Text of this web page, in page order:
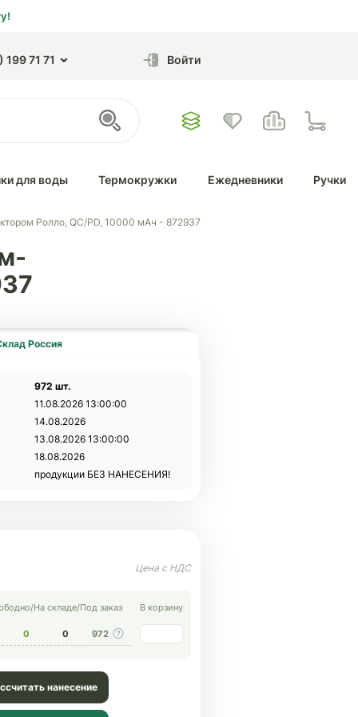
71 71 Войти
для воды Термокружки Ежедневники Ручки
Ролло, QC/PD, 10000 мАч - 872937
Россия
972 шт.
11.08.2026 13:00:00
14.08.2026
13.08.2026 13:00:00
18.08.2026
продукции БЕЗ НАНЕСЕНИЯ!
/На складе/Под заказ В корзину
0 0 972
нанесение